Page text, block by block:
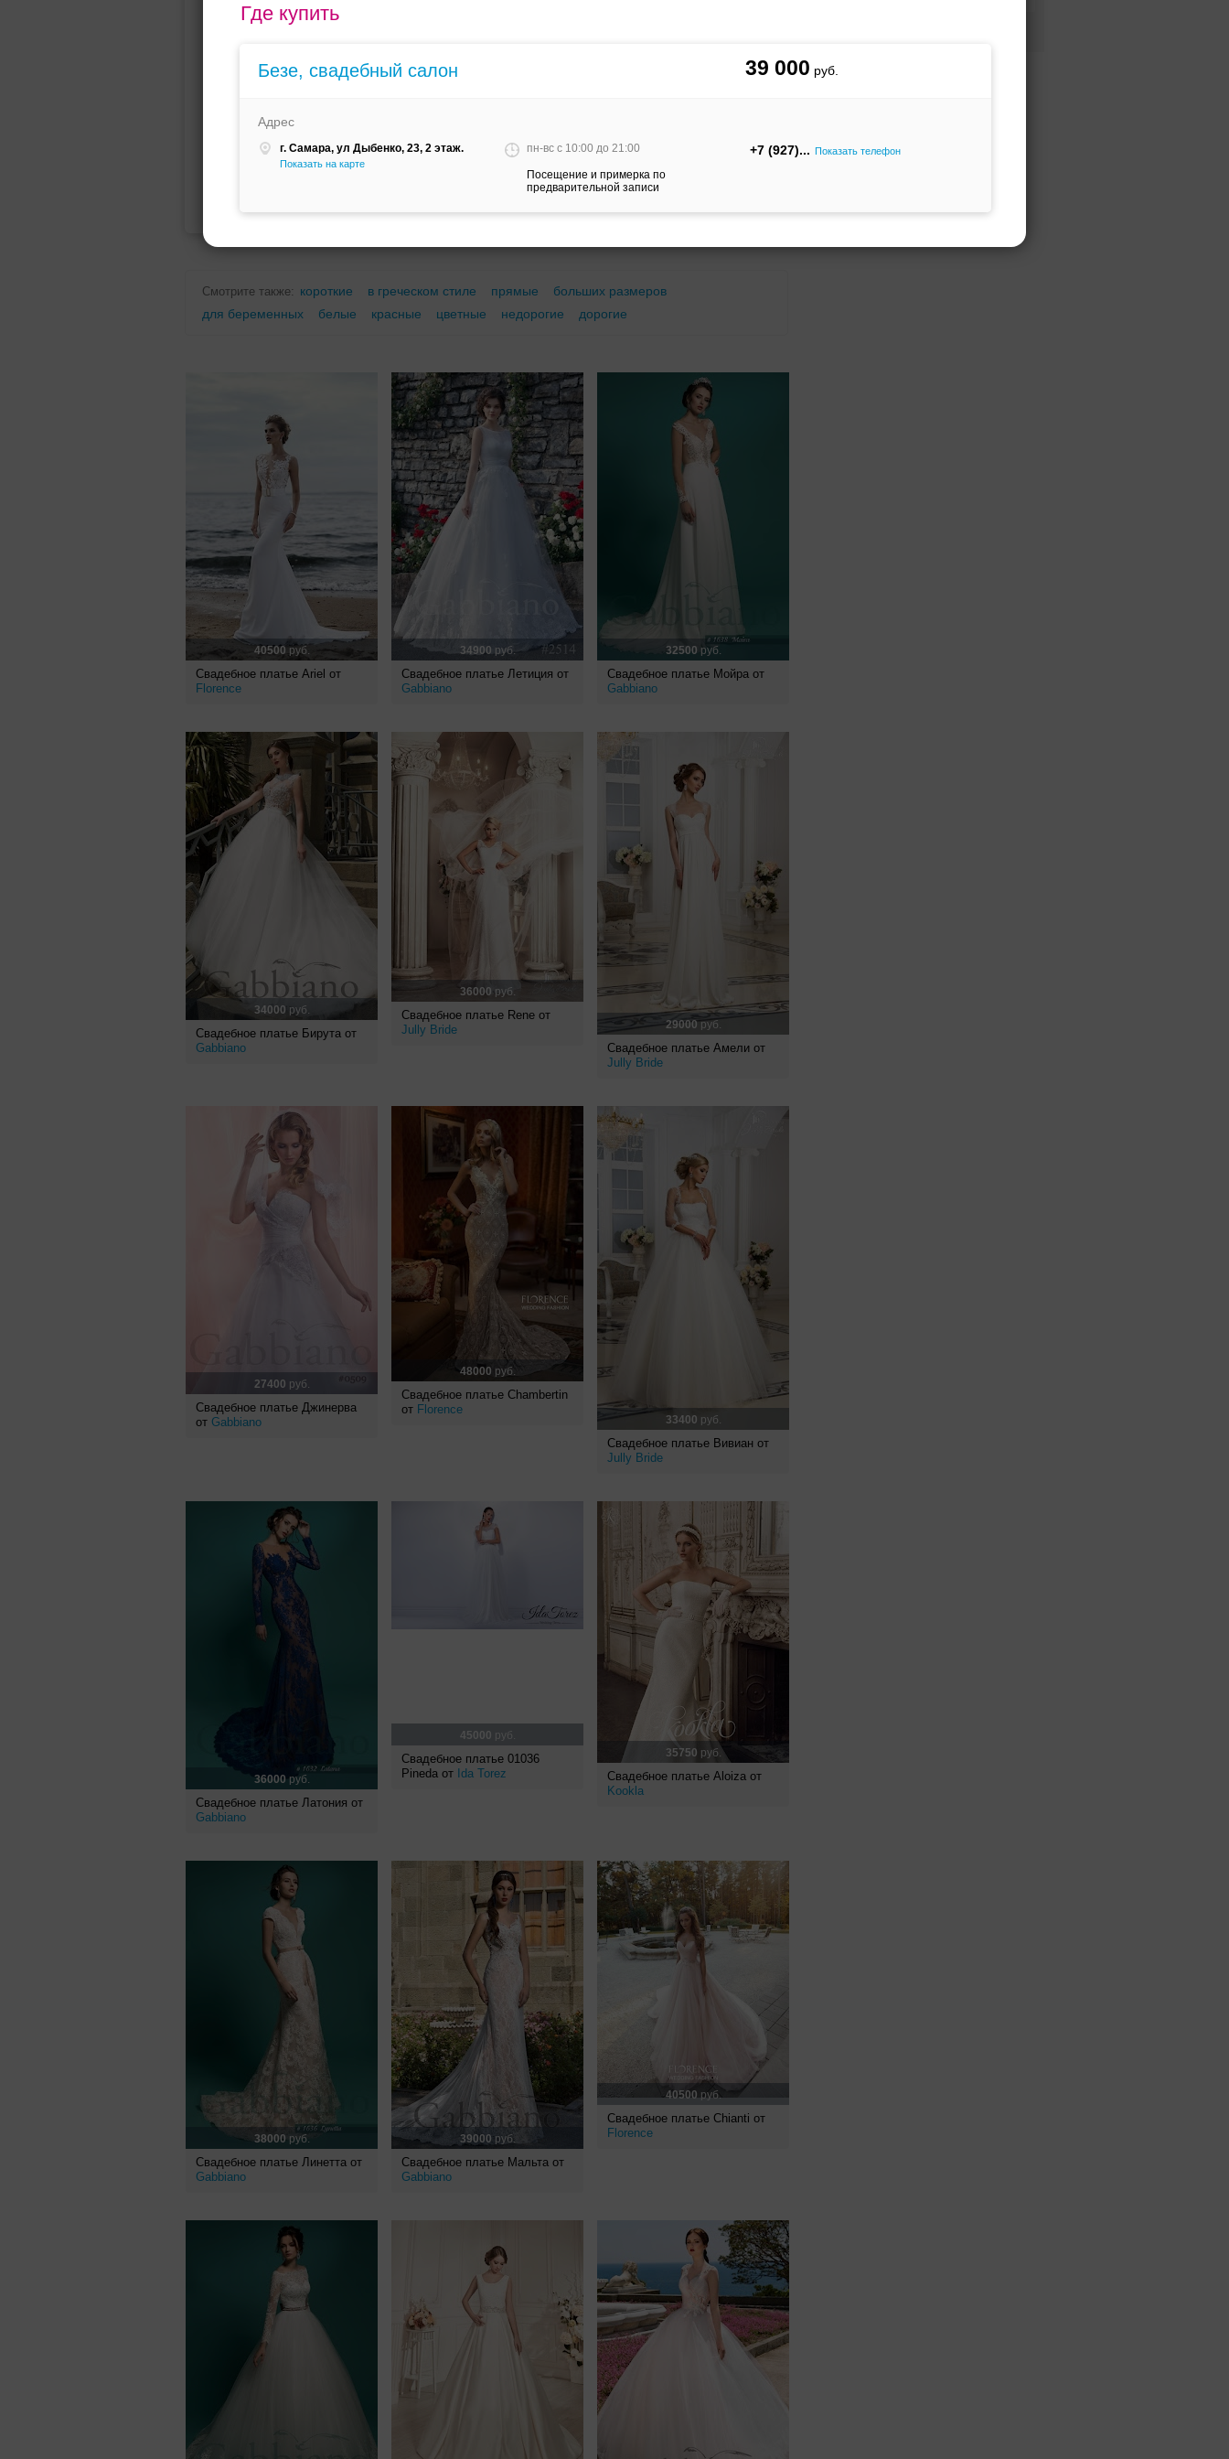
Где купить
Безе, свадебный салон 39 000
Адрес
г. Самара, ул Дыбенко, 23, 2 этаж.
Показать на карте
пн-вс c 10:00 до 21:00
Посещение и примерка по
предварительной записи
+7 (927) Показать телефон
Мини (короткое) Со шлейфом
Платье-
Смотрите также: короткие в греческом стиле прямые
больших размеров
для беременных
белые красные цветные недорогие дорогие
40500 руб.
Свадебное платье Ariel от
Florence
34900 руб.
Свадебное платье Летиция от
Gabbiano
32500руб.
Свадебное платье Мойра от
Gabbiano
34000 руб.
Свадебное платье Бирута от
Gabbiano
36000 руб.
Свадебное платье Rene от
Jully Bride
29000руб.
Свадебное платье Амели от
Jully Bride
27400 руб.
Свадебное платье Джинерва
от Gabbiano
48000 руб.
Свадебное платье Chambertin
от Florence
33400 руб.
Свадебное платье Вивиан от
Jully Bride
36000руб.
Свадебное платье Латония от
Gabbiano
45000 руб.
Свадебное платье 01036
Pineda от Ida Torez
35750 руб.
Свадебное платье Aloiza от
Kookla
38000руб.
Свадебное платье Линетта от
Gabbiano
39000 руб.
Свадебное платье Мальта от
Gabbiano
40500руб.
Свадебное платье Chianti от
Florence